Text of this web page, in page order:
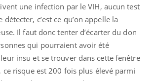
une infection par le VIH, aucun test
c’est ce qu’on appelle la
Il faut donc tenter d’écarter du don
qui pourraient avoir été
insu et se trouver dans cette fenêtre
ce risque est 200 fois plus élevé parmi